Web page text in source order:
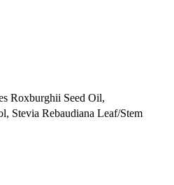
Roxburghii Seed Oil,
Stevia Rebaudiana Leaf/Stem